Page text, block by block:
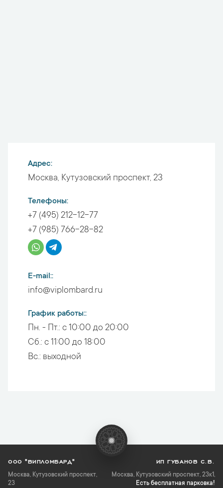
Адрес
Москва, Кутузовский проспект, 23
Телефоны
+7 (495) 212-12-77
+7 (985) 766-28-82
E-mail:
info@viplombard.ru
График работы:
Пн. - Пт.: с 10:00 до 20:00
Сб.: с 11:00 до 18:00
Вс.: выходной
ООО "ВИПЛОМБАРД"
Москва, Кутузовский проспект,
23
ИП ГУБАНОВ С.В.
Москва, Кутузовский проспект, 23к1,
Есть бесплатная парковка!